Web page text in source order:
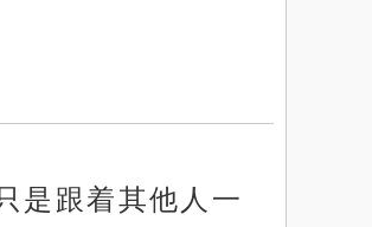
是跟着其他人一